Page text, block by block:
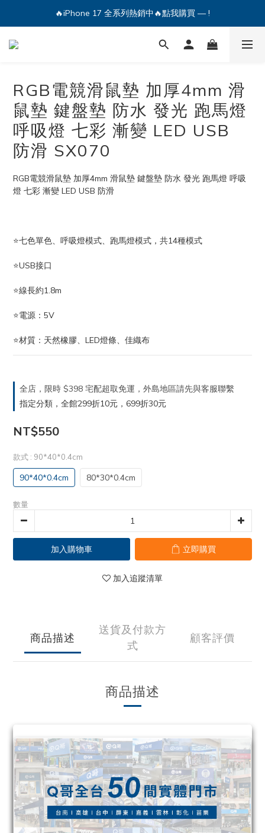
🔥iPhone 17 全系列熱銷中🔥點我購買 — !
🔥iPhone 17 全系列熱銷中🔥點我購買 — !
💕加入Q哥 Line 新好友領優惠券！🎫
RGB電競滑鼠墊 加厚4mm 滑
鼠墊 鍵盤墊 防水 發光 跑馬燈
呼吸燈 七彩 漸變 LED USB
防滑 SX070
RGB電競滑鼠墊 加厚4mm 滑鼠墊 鍵盤墊 防水 發光 跑馬燈 呼吸
燈 七彩 漸變 LED USB 防滑
⭐七色單色、呼吸燈模式、跑馬燈模式，共14種模式
⭐USB接口
⭐線長約1.8m
⭐電源：5V
⭐材質：天然橡膠、LED燈條、佳織布
全店，限時 $398 宅配超取免運，外島地區請先與客服聯繫
指定分類，全館299折10元，699折30元
NT$550
款式 : 90*40*0.4cm
90*40*0.4cm 80*30*0.4cm
數量
加入購物車 立即購買
加入追蹤清單
商品描述
送貨及付款方
式
顧客評價
商品描述